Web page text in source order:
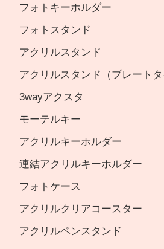
フォトキーホルダー
フォトスタンド
アクリルスタンド
アクリルスタンド（プレートタ
3wayアクスタ
モーテルキー
アクリルキーホルダー
連結アクリルキーホルダー
フォトケース
アクリルクリアコースター
アクリルペンスタンド